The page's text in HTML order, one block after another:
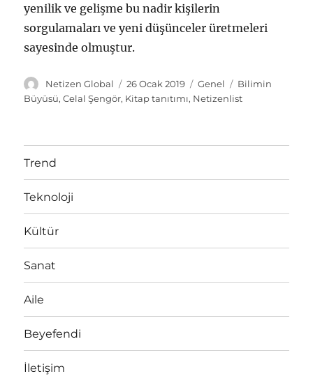
yenilik ve gelişme bu nadir kişilerin
sorgulamaları ve yeni düşünceler üretmeleri
sayesinde olmuştur.
Y
a
Netizen Global
Y
a
h
26 Ocak 2019
K
a
e
Genel
E
t
Bilimin
Büyüsü,Celal Şengör, Kitap tanıtımı, Netizenlist
Trend
Teknoloji
Kültür
Sanat
Aile
Beyefendi
İletişim